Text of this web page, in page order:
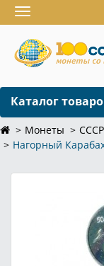
Toggle
navigation
Каталог
Монеты
Нагорный